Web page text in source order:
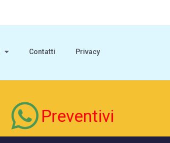
Contatti Privacy
Preventivi